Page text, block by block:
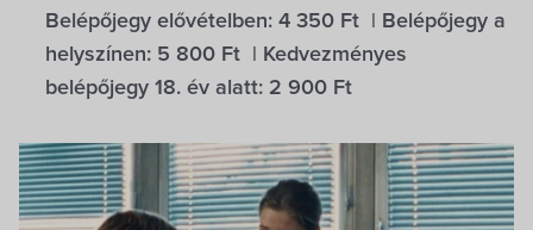
Belépőjegy elővételben: 4 350 Ft | Belépőjegy a
helyszínen: 5 800 Ft | Kedvezményes
belépőjegy 18. év alatt: 2 900 Ft